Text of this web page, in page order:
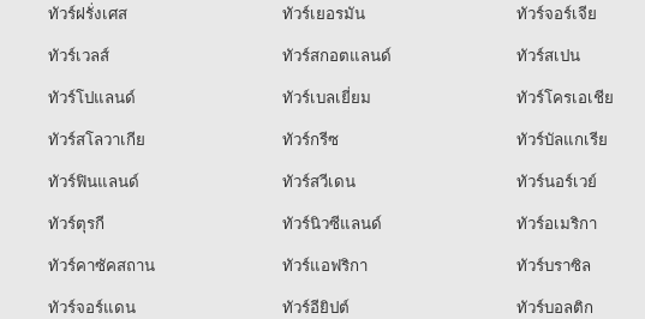
ทัวร์ฝรั่งเศส ทัวร์เยอรมัน ทัวร์จอร์เจีย
ทัวร์เวลส์ ทัวร์สกอตแลนด์ ทัวร์สเปน
ทัวร์โปแลนด์ ทัวร์เบลเยี่ยม ทัวร์โครเอเชีย
ทัวร์สโลวาเกีย ทัวร์กรีซ ทัวร์บัลแกเรีย
ทัวร์ฟินแลนด์ ทัวร์สวีเดน ทัวร์นอร์เวย์
ทัวร์ตุรกี ทัวร์นิวซีแลนด์ ทัวร์อเมริกา
ทัวร์คาซัคสถาน ทัวร์แอฟริกา ทัวร์บราซิล
ทัวร์จอร์แดน ทัวร์อียิปต์ ทัวร์บอลติก